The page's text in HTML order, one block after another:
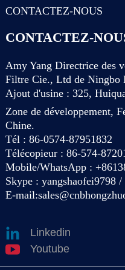
CONTACTEZ-NOUS
CONTACTEZ-
Amy Yang Directrice des
Filtre Cie., Ltd de Ningbo
Ajout d'usine : 325,
Zone de développement,
Chine.
Tél : 86-0574-87951832
Télécopieur : 86-574-
Mobile/WhatsApp :
Skype : yangshaofei9798
E-mail:
Linkedin
Youtube